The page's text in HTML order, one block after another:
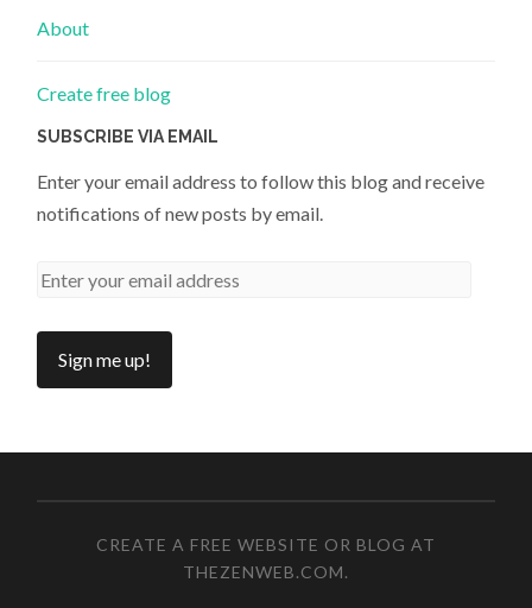
About
Create free blog
SUBSCRIBE VIA EMAIL
Enter your email address to follow this blog and receive
notifications of new posts by email.
CREATE A FREE WEBSITE OR BLOG AT
THEZENWEB.COM.